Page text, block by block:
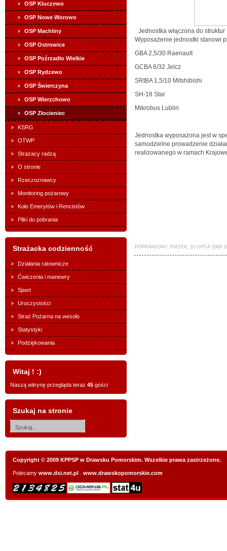
OSP Kluczewo
OSP Nowe Worowo
OSP Machliny
OSP Ostrowice
OSP Poźrzadło Wielkie
OSP Rydzewo
OSP Świerczyna
OSP Wierzchowo
OSP Złocieniec
KSRG
OTWP
Strażacy radzą
O stronie
Rzeczoznawcy
Monitoring pożarowy
Koło Emerytów i Rencistów
Pliki do pobrania
Strażacka codzienność
Działania ratownicze
Ćwiczenia i manewry
Sport
Uroczystości
Straż Pożarna na wesoło
Statystyki
Podziękowania
Witaj ! :)
Naszą witrynę przegląda teraz 45 gości
Szukaj na stronie
Jednostka włączona do
Wyposażenie jednostki stanowi
GBA 2,5/30 Raenault
GCBA 6/32 Jelcz
SRtBA 1,5/10 Mitshibishi
SH-18 Star
Mikrobus Lublin
Jednostka wyposażona jest w
samodzielne prowadzenie
realizowanego w ramach
POPRAWIONY: PIĄTEK, 10 LIPCA 2009
Copyright © 2009 KPPSP w Drawsku Pomorskim. Wszelkie prawa zastrzeżone.
Polecamy www.dsi.net.pl www.drawskopomorskie.com